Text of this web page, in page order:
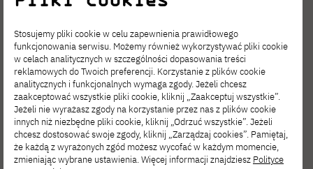
się sztuka, technologia, biznes i człowiek.
Niezależnie od tego, czy wybierzesz Grafikę,
Projektowanie graficzne i sztukę
multimediów czy Architekturę wnętrz,
dołączysz do społeczności twórców, którzy
chcą projektować nie tylko estetyczne
obiekty, ale także doświadczenia, usługi,
Stosujemy pliki cookie w celu zapewnienia prawidłowego
funkcjonowania serwisu. Możemy również wykorzystywać pliki cookie
w celach analitycznych w szczególności dopasowania treści
reklamowych do Twoich preferencji. Korzystanie z plików cookie
analitycznych i funkcjonalnych wymaga zgody. Jeżeli chcesz
zaakceptować wszystkie pliki cookie, kliknij „Zaakceptuj wszystkie”.
Jeżeli nie wyrażasz zgody na korzystanie przez nas z plików cookie
innych niż niezbędne pliki cookie, kliknij „Odrzuć wszystkie”. Jeżeli
chcesz dostosować swoje zgody, kliknij „Zarządzaj cookies”. Pamiętaj,
że każdą z wyrażonych zgód możesz wycofać w każdym momencie,
zmieniając wybrane ustawienia. Więcej informacji znajdziesz Polityce